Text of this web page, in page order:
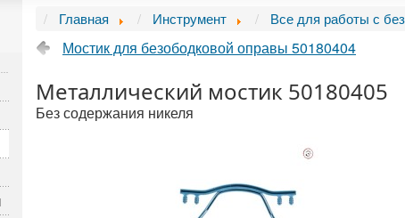
Главная Инструмент Все для работы с
Мостик для безободковой оправы 50180404
Металлический мостик 50180405
Без содержания никеля